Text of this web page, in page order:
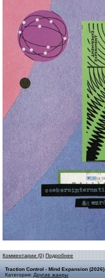
Комментарии (0) Подробнее
Traction Control - Mind Expansion (2026)
Категория: Другие жанры